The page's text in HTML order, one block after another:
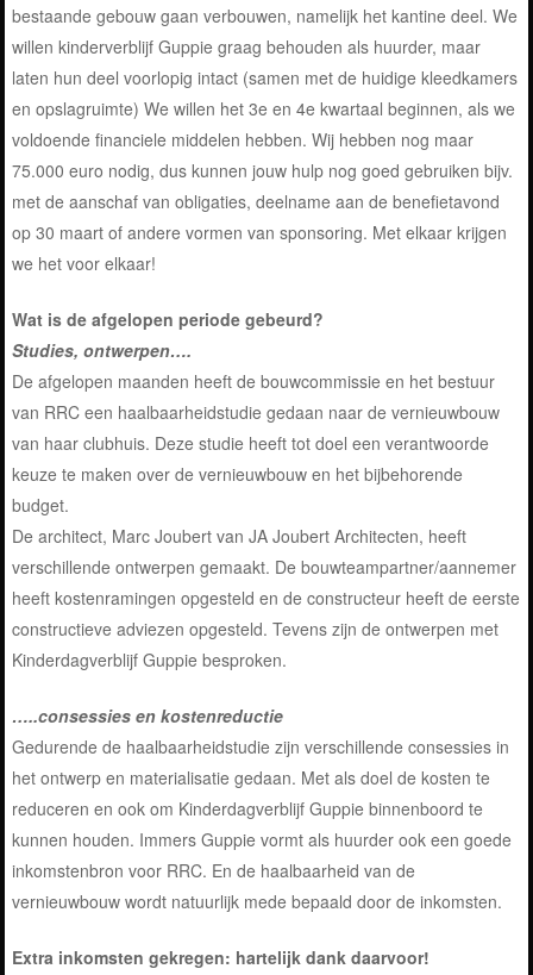
bestaande gebouw gaan verbouwen, namelijk het kantine deel. We
willen kinderverblijf Guppie graag behouden als huurder, maar
laten hun deel voorlopig intact (samen met de huidige kleedkamers
en opslagruimte) We willen het 3e en 4e kwartaal beginnen, als we
voldoende financiele middelen hebben. Wij hebben nog maar
75.000 euro nodig, dus kunnen jouw hulp nog goed gebruiken bijv.
met de aanschaf van obligaties, deelname aan de benefietavond
op 30 maart of andere vormen van sponsoring. Met elkaar krijgen
we het voor elkaar!
Wat is de afgelopen periode gebeurd?
Studies, ontwerpen….
De afgelopen maanden heeft de bouwcommissie en het bestuur
van RRC een haalbaarheidstudie gedaan naar de vernieuwbouw
van haar clubhuis. Deze studie heeft tot doel een verantwoorde
keuze te maken over de vernieuwbouw en het bijbehorende
budget.
De architect, Marc Joubert van JA Joubert Architecten, heeft
verschillende ontwerpen gemaakt. De bouwteampartner/aannemer
heeft kostenramingen opgesteld en de constructeur heeft de eerste
constructieve adviezen opgesteld. Tevens zijn de ontwerpen met
Kinderdagverblijf Guppie besproken.
…..consessies en kostenreductie
Gedurende de haalbaarheidstudie zijn verschillende consessies in
het ontwerp en materialisatie gedaan. Met als doel de kosten te
reduceren en ook om Kinderdagverblijf Guppie binnenboord te
kunnen houden. Immers Guppie vormt als huurder ook een goede
inkomstenbron voor RRC. En de haalbaarheid van de
vernieuwbouw wordt natuurlijk mede bepaald door de inkomsten.
Extra inkomsten gekregen: hartelijk dank daarvoor!